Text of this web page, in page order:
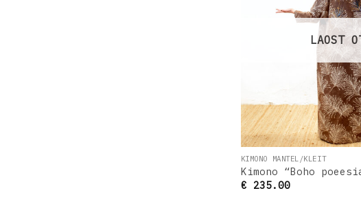
LAOST
KIMONO MANTEL/KLEIT
Kimono “Boho
€ 235.00